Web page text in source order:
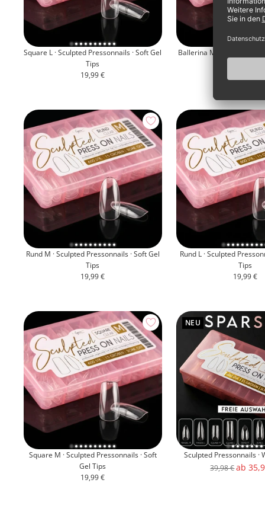
Square L · Sculpted Pressonnails · Soft Gel
Tips
Angebotspreis
19,99 €
Ballerina M · Sculpted
Rund M · Sculpted Pressonnails · Soft Gel
Tips
Angebotspreis
19,99 €
Rund L · Sculpted
Tips
19,99 €
Square M · Sculpted Pressonnails · Soft
Gel Tips
Angebotspreis
19,99 €
NEU
Sculpted Pressonnails ·
ab
Regulärer
39,98 €